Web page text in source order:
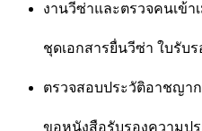
งานวีซ่าและตรวจคนเข้า
ชุดเอกสารยื่นวีซ่า ใบรับร
ตรวจสอบประวัติอาชญา
ขอหนังสือรับรองความป